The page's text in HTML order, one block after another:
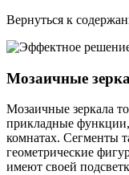
Вернуться к
Мозаичные
Мозаичные зеркала
прикладные
комнатах. Сегменты
геометрические
имеют своей